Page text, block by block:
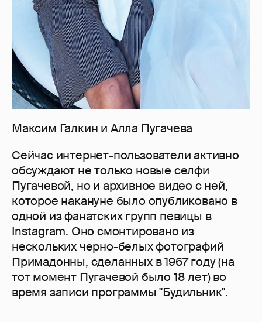
Максим Галкин и Алла Пугачева
Сейчас интернет-пользователи активно
обсуждают не только новые селфи
Пугачевой, но и архивное видео с ней,
которое накануне было опубликовано в
одной из фанатских групп певицы в
Instagram. Оно смонтировано из
нескольких черно-белых фотографий
Примадонны, сделанных в 1967 году (на
тот момент Пугачевой было 18 лет) во
время записи программы "Будильник".